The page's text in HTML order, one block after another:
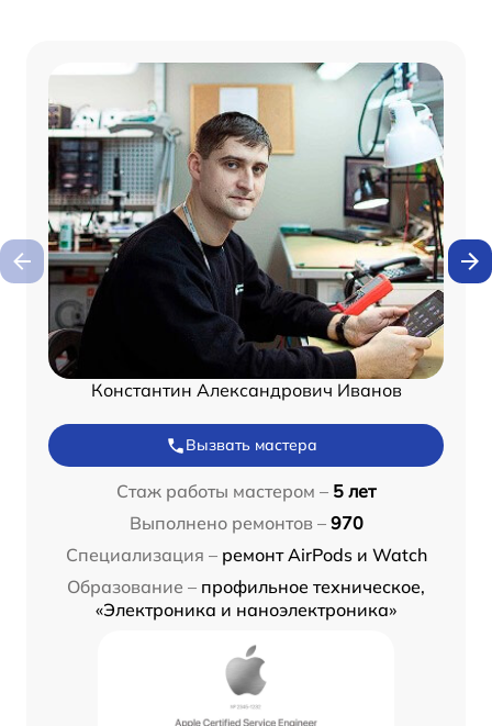
Константин Александрович Иванов
Вызвать мастера
Стаж работы мастером – 5 лет
Выполнено ремонтов – 970
Специализация – ремонт AirPods и Watch
Образование – профильное техническое,
«Электроника и наноэлектроника»